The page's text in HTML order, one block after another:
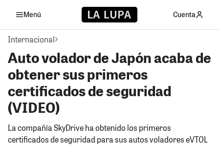
Menú Cuenta
Internacional
Auto volador de Japón acaba de
obtener sus primeros
certificados de seguridad
(VIDEO)
La compañía SkyDrive ha obtenido los primeros
certificados de seguridad para sus autos voladores eVTOL